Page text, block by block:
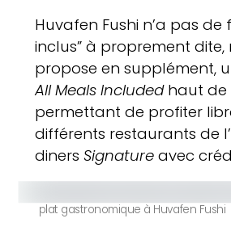
Huvafen Fushi n’a pas de
inclus” à proprement dite,
propose en supplément,
All Meals Includedhaut de
permettant de profiter
différents restaurants de
diners Signatureavec
plat gastronomique à Huvafen Fushi